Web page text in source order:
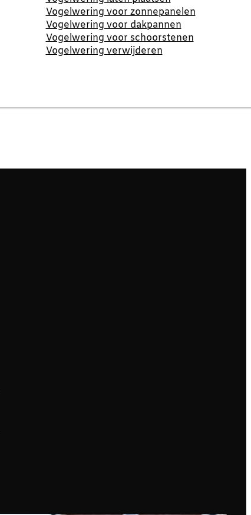
Vogelwering voor zonnepanelen
Vogelwering voor dakpannen
Vogelwering voor schoorstenen
Vogelwering verwijderen